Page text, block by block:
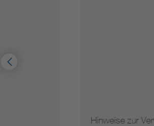
Hinweise zur Vervielfältigung von